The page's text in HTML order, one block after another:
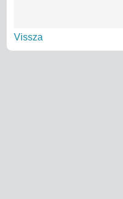
Vissza